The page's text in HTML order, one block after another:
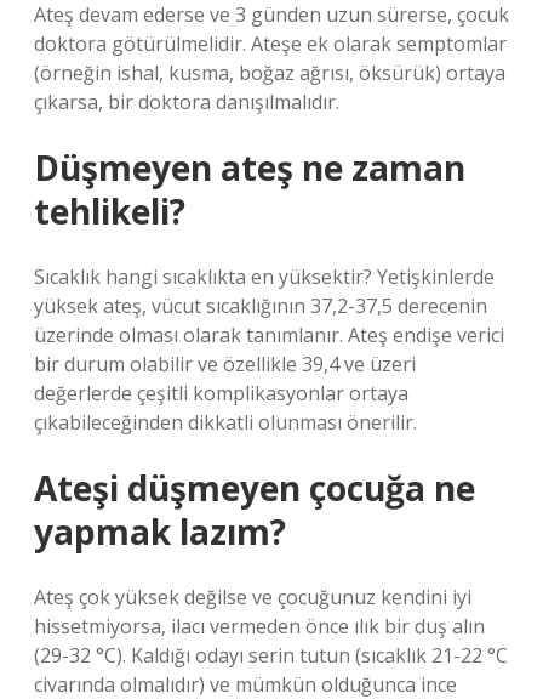
Ateş devam ederse ve 3 günden uzun sürerse, çocuk
doktora götürülmelidir. Ateşe ek olarak semptomlar
(örneğin ishal, kusma, boğaz ağrısı, öksürük) ortaya
çıkarsa, bir doktora danışılmalıdır.
Düşmeyen ateş ne zaman
tehlikeli?
Sıcaklık hangi sıcaklıkta en yüksektir? Yetişkinlerde
yüksek ateş, vücut sıcaklığının 37,2-37,5 derecenin
üzerinde olması olarak tanımlanır. Ateş endişe verici
bir durum olabilir ve özellikle 39,4 ve üzeri
değerlerde çeşitli komplikasyonlar ortaya
çıkabileceğinden dikkatli olunması önerilir.
Ateşi düşmeyen çocuğa ne
yapmak lazım?
Ateş çok yüksek değilse ve çocuğunuz kendini iyi
hissetmiyorsa, ilacı vermeden önce ılık bir duş alın
(29-32 °C). Kaldığı odayı serin tutun (sıcaklık 21-22 °C
civarında olmalıdır) ve mümkün olduğunca ince